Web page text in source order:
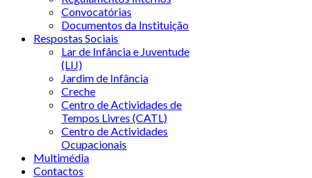
Convocatórias
Documentos da Instituição
Respostas Sociais
Lar de Infância e Juventude
(LIJ)
Jardim de Infância
Creche
Centro de Actividades de
Tempos Livres (CATL)
Centro de Actividades
Ocupacionais
Multimédia
Contactos